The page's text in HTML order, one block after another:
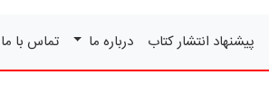
پیشنهاد انتشار کتاب درباره ما تماس با